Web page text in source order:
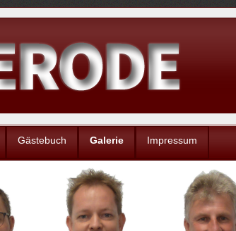
Gästebuch Galerie Impressum